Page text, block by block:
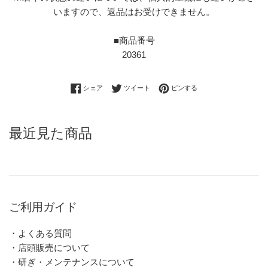
いますので、返品はお受けできません。
■商品番号
20361
シェア Facebookでシェアする
ツイート Twitterに投稿する
ピンする
最近見た商品
ご利用ガイド
・よくある質問
・店頭販売について
・研ぎ・メンテナンスについて